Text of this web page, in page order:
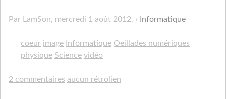
Par LamSon, mercredi 1 août 2012. Informatique
coeur image Informatique Oeillades numériques
physique Science vidéo
2 commentaires aucun rétrolien